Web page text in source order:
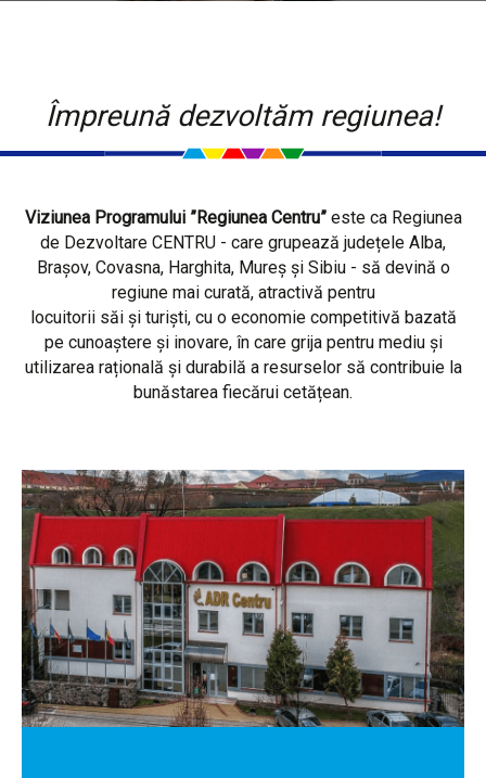
Împreună dezvoltăm regiunea!
Viziunea Programului ”Regiunea Centru”este ca Regiunea
de Dezvoltare CENTRU - care grupează județele Alba,
Brașov, Covasna, Harghita, Mureș și Sibiu - să devină o
regiune mai curată, atractivă pentru
locuitorii săi și turiști, cu o economie competitivă bazată
pe cunoaștere și inovare, în care grija pentru mediu și
utilizarea rațională și durabilă a resurselor să contribuie la
bunăstarea fiecărui cetățean.